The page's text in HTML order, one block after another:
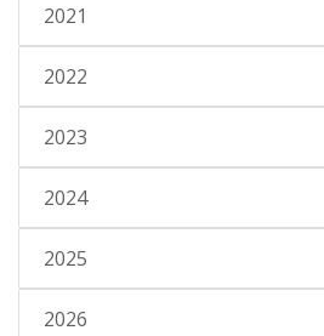
2021
2022
2023
2024
2025
2026